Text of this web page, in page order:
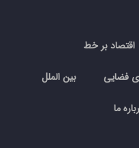
اقتصاد بر خط
فضایی بین الملل
ما